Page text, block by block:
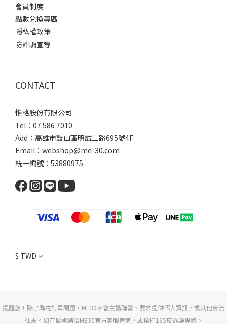
會員制度
點數兌換專區
隱私權政策
防詐騙宣導
CONTACT
惟格股份有限公司
Tel：07 586 7010
Add： 高雄市鼓山區明誠三路695號4F
Email：webshop@me-30.com
統一編號：53880975
$ TWD
提醒您！除了購物訂單問題，ME30不會主動聯繫、要求提供個人資訊，或其他金流
往來。如有疑慮請洽ME30官方客服管道，或撥打165反詐騙專線。